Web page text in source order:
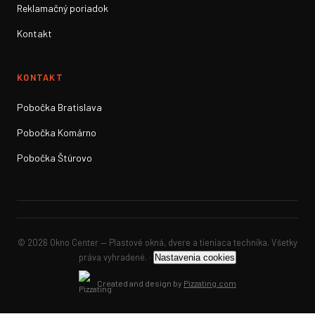
Reklamačný poriadok
Kontakt
KONTAKT
Pobočka Bratislava
Pobočka Komárno
Pobočka Štúrovo
© 2026 Okno Center — Plastové okná, dvere a tieniaca technika. Všetky
práva vyhradené. · Nastavenia cookies
Created and design by Pizzating.com